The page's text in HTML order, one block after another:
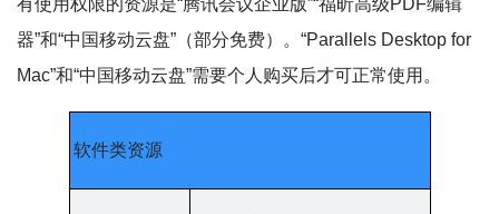
有使用权限的资源是“腾讯会议企业版”“福昕高级PDF编辑
器”和“中国移动云盘”（部分免费）。“Parallels Desktop for
Mac”和“中国移动云盘”需要个人购买后才可正常使用。
软件类资源